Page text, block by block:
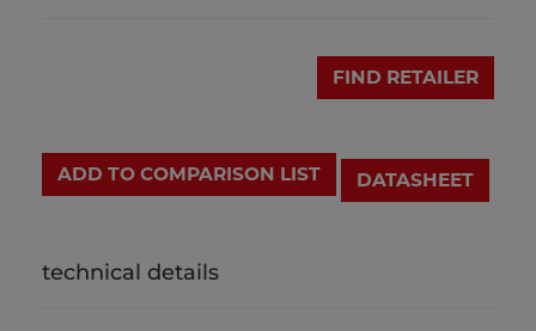
FIND RETAILER
ADD TO COMPARISON LIST DATASHEET
technical details